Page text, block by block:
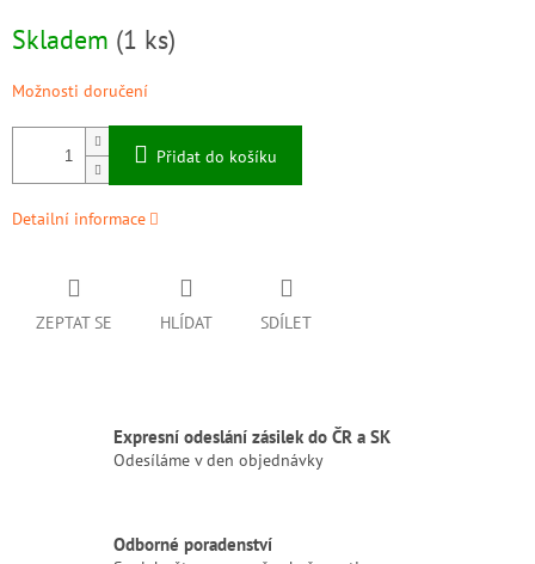
cena:
Skladem (1 ks)
Možnosti doručení
Přidat do košíku
Detailní informace
ZEPTAT SE HLÍDAT SDÍLET
Expresní odeslání zásilek do ČR a SK
Odesíláme v den objednávky
Odborné poradenství